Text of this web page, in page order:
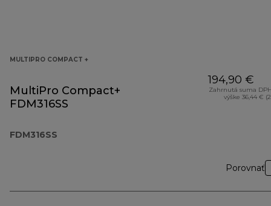
MULTIPRO COMPACT +
MultiPro Compact+
FDM316SS
FDM316SS
194,90 €
Zahrnutá suma
výške 36,44 €
Porovnať